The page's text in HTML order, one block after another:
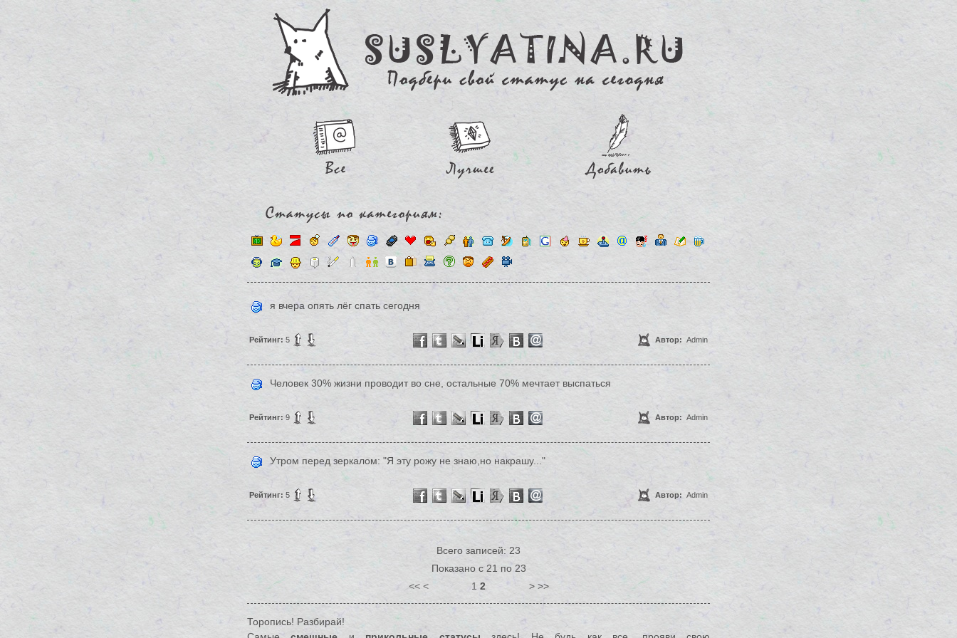
я вчера опять лёг спать сегодня
Рейтинг: 5 Автор: Admin
Человек 30% жизни проводит во сне, остальные 70% мечтает выспаться
Рейтинг: 9 Автор: Admin
Утром перед зеркалом: "Я эту рожу не знаю,но накрашу..."
Рейтинг: 5 Автор: Admin
Всего записей: 23
Показано с 21 по 23
<< < 1 2 > >>
Торопись! Разбирай!